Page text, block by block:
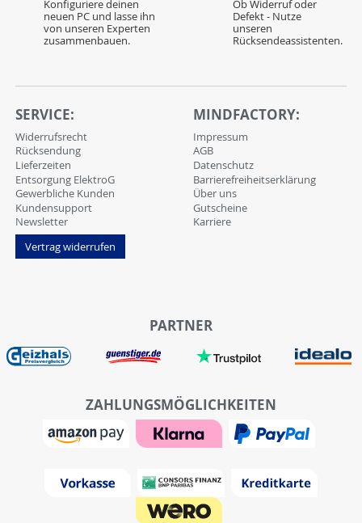
Konfiguriere deinen
neuen PC und lasse ihn
von unseren Experten
zusammenbauen.
Ob Widerruf oder
Defekt - Nutze
unseren
Rücksendeassistenten.
SERVICE:
Widerrufsrecht
Rücksendung
Lieferzeiten
Entsorgung ElektroG
Gewerbliche Kunden
Kundensupport
Newsletter
Vertrag widerrufen
MINDFACTORY:
Impressum
AGB
Datenschutz
Barrierefreiheitserklärung
Über uns
Gutscheine
Karriere
PARTNER
ZAHLUNGSMÖGLICHKEITEN